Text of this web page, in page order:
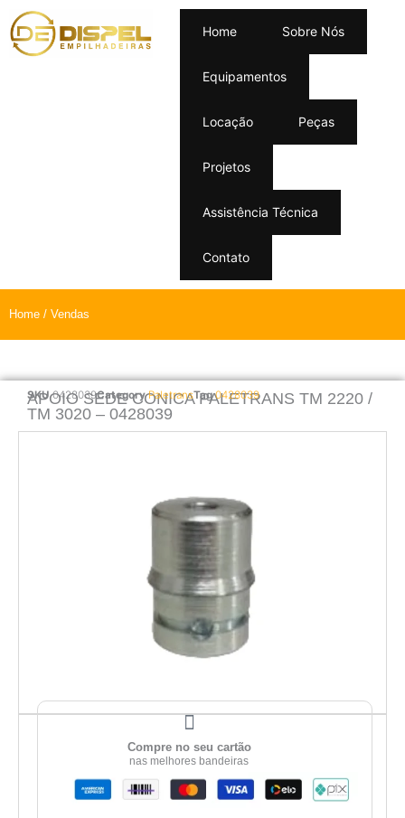
Home Sobre Nós
Equipamentos
Locação Peças
Projetos
Assistência Técnica
Contato
Home / Vendas
APOIO SEDE CONICA PALETRANS TM 2220 /
TM 3020 – 0428039
SKU0428039Category PaletransTag 0428039
Compre no seu cartão
nas melhores bandeiras